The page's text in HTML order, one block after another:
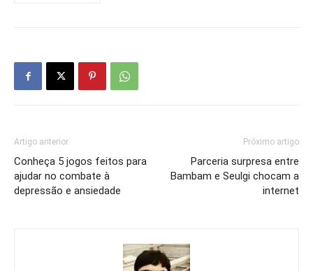
Artigo anterior
Conheça 5 jogos feitos para
ajudar no combate à
depressão e ansiedade
Próximo artigo
Parceria surpresa entre
Bambam e Seulgi chocam a
internet